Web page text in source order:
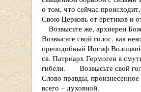
о том, что сейчас
Свою Церковь от еретиков и
Возвысьте же, архиереи
Возвысьте свой голос, как
преподобный Иосиф
св. Патриарх Гермоген в
гибели. Возвысьте свой
Слово правды,
всего – духовной.